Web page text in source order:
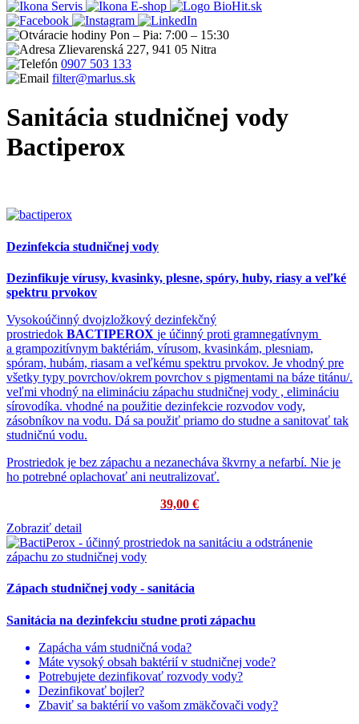
Servis
E-shop
Pon – Pia: 7:00 – 15:30
Zlievarenská 227, 941 05 Nitra
0907 503 133
filter@marlus.sk
Sanitácia studničnej vody
Bactiperox
Dezinfekcia studničnej vody
Dezinfikuje vírusy, kvasinky, plesne, spóry, huby, riasy a veľké
spektru prvokov
Vysokoúčinný dvojzložkový dezinfekčný
prostriedok BACTIPEROX je účinný proti gramnegatívnym
a grampozitívnym baktériám, vírusom, kvasinkám, plesniam,
spóram, hubám, riasam a veľkému spektru prvokov. Je vhodný pre
všetky typy povrchov/okrem povrchov s pigmentami na báze titánu/.
veľmi vhodný na elimináciu zápachu studničnej vody , elimináciu
sírovodíka. vhodné na použitie dezinfekcie rozvodov vody,
zásobníkov na vodu. Dá sa použiť priamo do studne a sanitovať tak
studničnú vodu.
Prostriedok je bez zápachu a nezanecháva škvrny a nefarbí. Nie je
ho potrebné oplachovať ani neutralizovať.
39,00 €
Zobraziť detail
Zápach studničnej vody - sanitácia
Sanitácia na dezinfekciu studne proti zápachu
Zapácha vám studničná voda?
Máte vysoký obsah baktérií v studničnej vode?
Potrebujete dezinfikovať rozvody vody?
Dezinfikovať bojler?
Zbaviť sa baktérií vo vašom zmäkčovači vody?